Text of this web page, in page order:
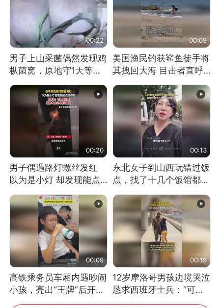
00:22
男子上山采菌偶然发现鸡
枞菌窝，原地守1天等它
长大：挖了140多朵
00:09
美国渔民钓获鲨鱼徒手将
其拽回大海 目击者直呼
震惊 （视频来源：参考
消息）
00:20
男子偶遇路灯螺丝发红
以为是小灯 却发现能点
燃香烟 当事人：已报警
处理
00:13
东北女子到山西玩错过饭
点，找了十几个饭馆都没
开门：午休到几点
00:09
高铁乘务员车厢内遇吵闹
小孩，亮出“王牌”后开启
一键静音
00:19
12岁摩洛哥男孩边境哭泣
恳求西班牙士兵：“可不
可以不要把我遣返回国”